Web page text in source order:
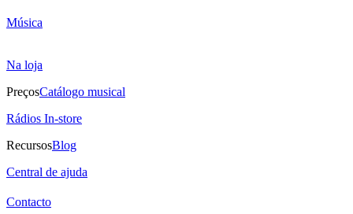
Música
Na loja
PreçosCatálogo musical
Rádios In-store
RecursosBlog
Central de ajuda
Contacto